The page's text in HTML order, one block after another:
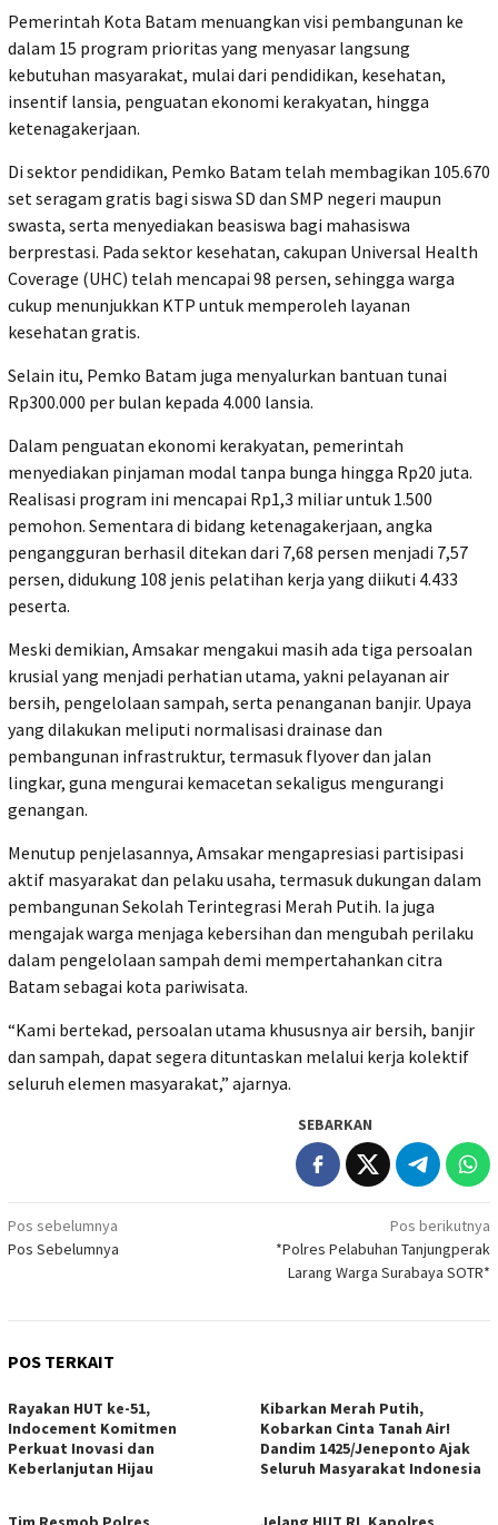
Pemerintah Kota Batam menuangkan visi pembangunan ke
dalam 15 program prioritas yang menyasar langsung
kebutuhan masyarakat, mulai dari pendidikan, kesehatan,
insentif lansia, penguatan ekonomi kerakyatan, hingga
ketenagakerjaan.
Di sektor pendidikan, Pemko Batam telah membagikan 105.670
set seragam gratis bagi siswa SD dan SMP negeri maupun
swasta, serta menyediakan beasiswa bagi mahasiswa
berprestasi. Pada sektor kesehatan, cakupan Universal Health
Coverage (UHC) telah mencapai 98 persen, sehingga warga
cukup menunjukkan KTP untuk memperoleh layanan
kesehatan gratis.
Selain itu, Pemko Batam juga menyalurkan bantuan tunai
Rp300.000 per bulan kepada 4.000 lansia.
Dalam penguatan ekonomi kerakyatan, pemerintah
menyediakan pinjaman modal tanpa bunga hingga Rp20 juta.
Realisasi program ini mencapai Rp1,3 miliar untuk 1.500
pemohon. Sementara di bidang ketenagakerjaan, angka
pengangguran berhasil ditekan dari 7,68 persen menjadi 7,57
persen, didukung 108 jenis pelatihan kerja yang diikuti 4.433
peserta.
Meski demikian, Amsakar mengakui masih ada tiga persoalan
krusial yang menjadi perhatian utama, yakni pelayanan air
bersih, pengelolaan sampah, serta penanganan banjir. Upaya
yang dilakukan meliputi normalisasi drainase dan
pembangunan infrastruktur, termasuk flyover dan jalan
lingkar, guna mengurai kemacetan sekaligus mengurangi
genangan.
Menutup penjelasannya, Amsakar mengapresiasi partisipasi
aktif masyarakat dan pelaku usaha, termasuk dukungan dalam
pembangunan Sekolah Terintegrasi Merah Putih. Ia juga
mengajak warga menjaga kebersihan dan mengubah perilaku
dalam pengelolaan sampah demi mempertahankan citra
Batam sebagai kota pariwisata.
“Kami bertekad, persoalan utama khususnya air bersih, banjir
dan sampah, dapat segera dituntaskan melalui kerja kolektif
seluruh elemen masyarakat,” ajarnya.
SEBARKAN
Navigasi
pos
Pos sebelumnya
Pos Sebelumnya
Pos berikutnya
*Polres Pelabuhan Tanjungperak
Larang Warga Surabaya SOTR*
POS TERKAIT
Rayakan HUT ke-51,
Indocement Komitmen
Perkuat Inovasi dan
Keberlanjutan Hijau
Kibarkan Merah Putih,
Kobarkan Cinta Tanah Air!
Dandim 1425/Jeneponto Ajak
Seluruh Masyarakat Indonesia